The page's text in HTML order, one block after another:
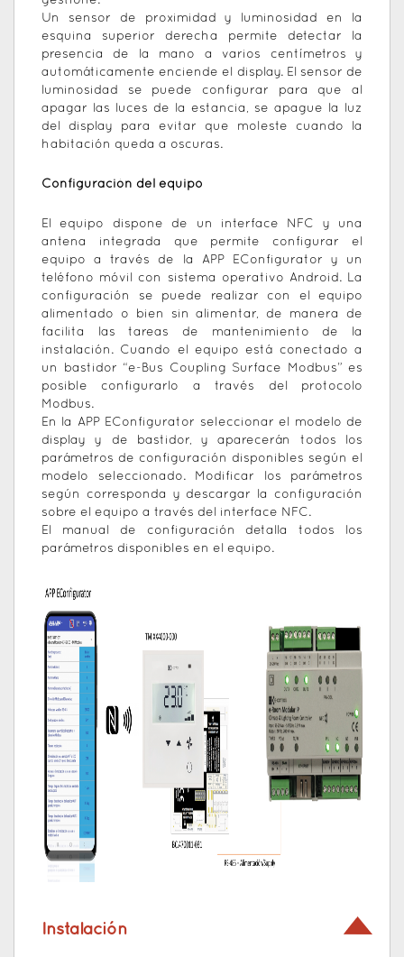
Un sensor de proximidad y luminosidad en la
esquina superior derecha permite detectar la
presencia de la mano a varios centímetros y
automáticamente enciende el display. El sensor de
luminosidad se puede configurar para que al
apagar las luces de la estancia, se apague la luz
del display para evitar que moleste cuando la
habitación queda a oscuras.
Configuración del equipo
El equipo dispone de un interface NFC y una
antena integrada que permite configurar el
equipo a través de la APP EConfigurator y un
teléfono móvil con sistema operativo Android. La
configuración se puede realizar con el equipo
alimentado o bien sin alimentar, de manera de
facilita las tareas de mantenimiento de la
instalación. Cuando el equipo está conectado a
un bastidor “e-Bus Coupling Surface Modbus” es
posible configurarlo a través del protocolo
Modbus.
En la APP EConfigurator seleccionar el modelo de
display y de bastidor, y aparecerán todos los
parámetros de configuración disponibles según el
modelo seleccionado. Modificar los parámetros
según corresponda y descargar la configuración
sobre el equipo a través del interface NFC.
El manual de configuración detalla todos los
parámetros disponibles en el equipo.
Instalación